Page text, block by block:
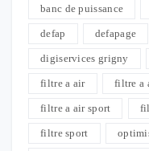
banc de puissance
defap defapage
digiservices grigny
filtre a air filtre a
filtre a air sport
filtre sport